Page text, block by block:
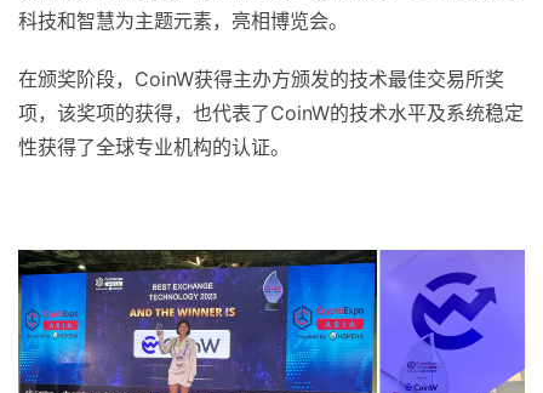
科技和智慧为主题元素，亮相博览会。
在颁奖阶段，CoinW获得主办方颁发的技术最佳交易所奖
项，该奖项的获得，也代表了CoinW的技术水平及系统稳定
性获得了全球专业机构的认证。